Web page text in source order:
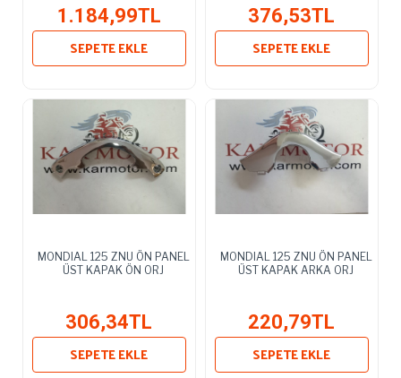
1.184,99TL
SEPETE EKLE
376,53TL
SEPETE EKLE
MONDIAL 125 ZNU ÖN PANEL
ÜST KAPAK ÖN ORJ
306,34TL
SEPETE EKLE
MONDIAL 125 ZNU ÖN PANEL
ÜST KAPAK ARKA ORJ
220,79TL
SEPETE EKLE